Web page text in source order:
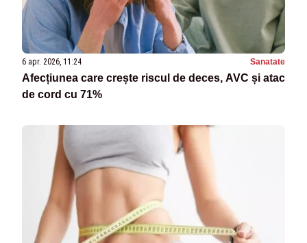
6 apr. 2026, 11:24 Sanatate
Afecțiunea care crește riscul de deces, AVC și atac
de cord cu 71%